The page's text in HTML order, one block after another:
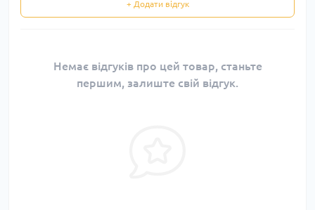
+ Додати відгук
Немає відгуків про цей товар, станьте
першим, залиште свій відгук.